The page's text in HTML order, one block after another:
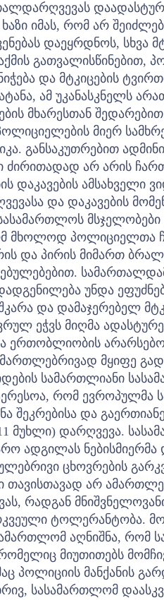
იმას, რომ არ
დაეყრდნოს, სხვა
გათვალისწინებით,
და მტკიცების
ამ უკანასკნელს
მხარესთან
მიერ
განსაკუთრებით
ძირითადად არ არის
დაკავების ამსახველი
და დაკავების
მსჯელობები
მხოლოდ პოლიციელთა
და პირის მიმართ
უნდა
და დამაჯერებელ
ეჭვს მიღმა
ერთობლიობის
მყიფე
სამართლიანი
რომ ევროპულმა
შეკრებისა და
11 მუხლი) დარღვევა.
ადგილას ნებისმიერმა
ცხოვრების
თავისთავად არ
რადგან
ტოლერანტობა.
აღნიშნა, რომ
მიუთითებს
პოლიციის მანქანის
სასამართლომ